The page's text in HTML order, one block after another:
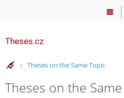
Theses.cz
>
Theses on the Same Topic
Theses on the